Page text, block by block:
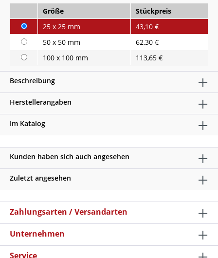
Größe
Stückpreis
25 x 25 mm
43,10 €
50 x 50 mm
62,30 €
100 x 100 mm
113,65 €
Beschreibung
Herstellerangaben
Im Katalog
Kunden haben sich auch angesehen
Zuletzt angesehen
Zahlungsarten / Versandarten
Unternehmen
Service